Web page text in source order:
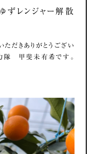
ずレンジャー解散
だきありがとうござい
隊 甲斐未有希です。